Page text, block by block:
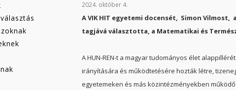
2024. október 4.
A VIK HIT egyetemi docensét, Simon Vilmost,
tagjává választotta, a Matematikai és
A HUN-REN-t a magyar tudományos élet
irányítására és működtetésére hozták létre,
egyetemeken és más közintézményekben